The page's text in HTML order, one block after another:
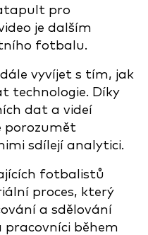
pro
je dalším
fotbalu.
vyvíjet s tím, jak
technologie. Díky
dat a videí
porozumět
sdílejí analytici.
fotbalistů
proces, který
a sdělování
pracovníci během